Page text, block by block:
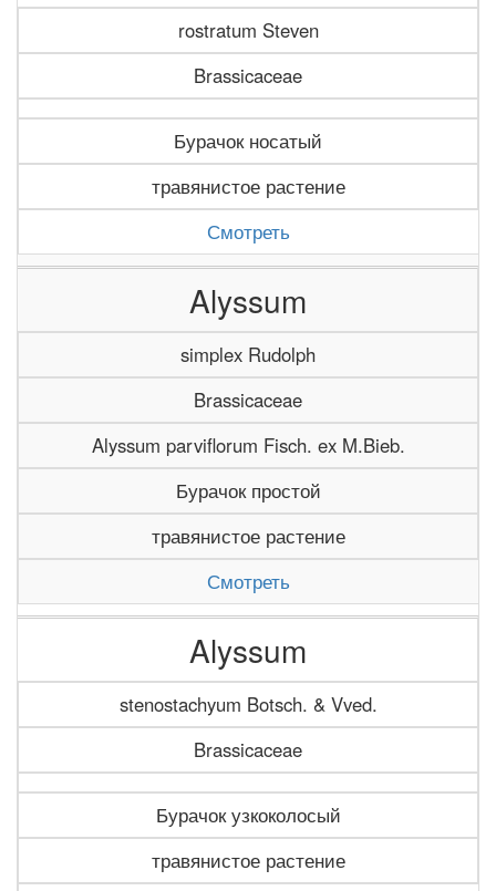
rostratum Steven
Brassicaceae
Бурачок носатый
травянистое растение
Смотреть
Alyssum
simplex Rudolph
Brassicaceae
Alyssum parviflorum Fisch. ex M.Bieb.
Бурачок простой
травянистое растение
Смотреть
Alyssum
stenostachyum Botsch. & Vved.
Brassicaceae
Бурачок узкоколосый
травянистое растение